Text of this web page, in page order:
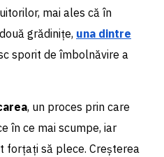
mai ales că în
grădinițe, una dintre
sporit de îmbolnăvire a
, un proces prin care
în ce mai scumpe, iar
forțați să plece. Creșterea